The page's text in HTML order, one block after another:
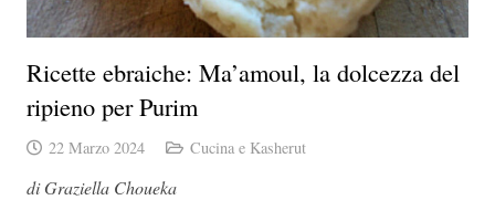
Ricette ebraiche: Ma’amoul, la dolcezza del
ripieno per Purim
22 Marzo 2024 Cucina e Kasherut
di Graziella Choueka